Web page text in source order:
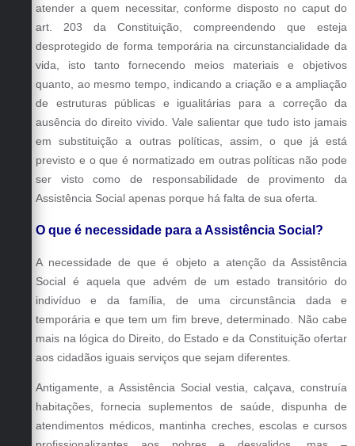
atender a quem necessitar, conforme disposto no caput do
art. 203 da Constituição, compreendendo que esteja
desprotegido de forma temporária na circunstancialidade da
vida, isto tanto fornecendo meios materiais e objetivos
quanto, ao mesmo tempo, indicando a criação e a ampliação
de estruturas públicas e igualitárias para a correção da
ausência do direito vivido. Vale salientar que tudo isto jamais
em substituição a outras políticas, assim, o que já está
previsto e o que é normatizado em outras políticas não pode
ser visto como de responsabilidade de provimento da
Assistência Social apenas porque há falta de sua oferta.
O que é necessidade para a Assistência Social?
A necessidade de que é objeto a atenção da Assistência
Social é aquela que advém de um estado transitório do
indivíduo e da família, de uma circunstância dada e
temporária e que tem um fim breve, determinado. Não cabe
mais na lógica do Direito, do Estado e da Constituição ofertar
aos cidadãos iguais serviços que sejam diferentes.
Antigamente, a Assistência Social vestia, calçava, construía
habitações, fornecia suplementos de saúde, dispunha de
atendimentos médicos, mantinha creches, escolas e cursos